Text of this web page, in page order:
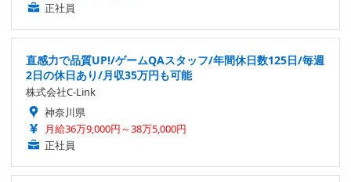
正社員
直感力で品質UP!/ゲームQAスタッフ/年間休日数125日/毎週
2日の休日あり/月収35万円も可能
株式会社C-Link
神奈川県
月給36万9,000円～38万5,000円
正社員